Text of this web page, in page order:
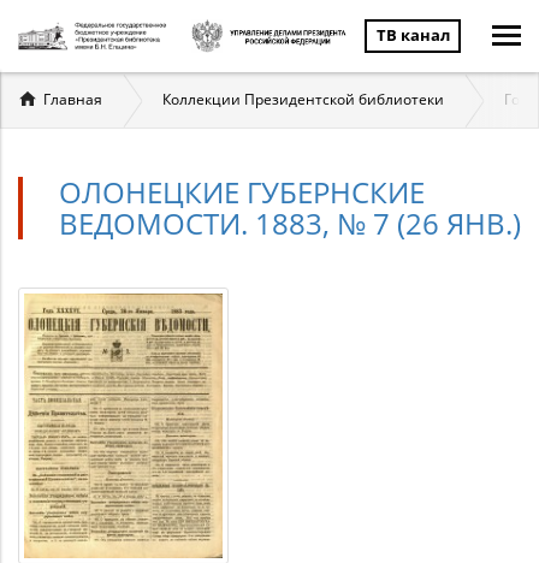
ТВ канал
Вы
здесь
Главная Коллекции Президентской библиотеки
ОЛОНЕЦКИЕ ГУБЕРНСКИЕ
ВЕДОМОСТИ. 1883, № 7 (26 ЯНВ.)